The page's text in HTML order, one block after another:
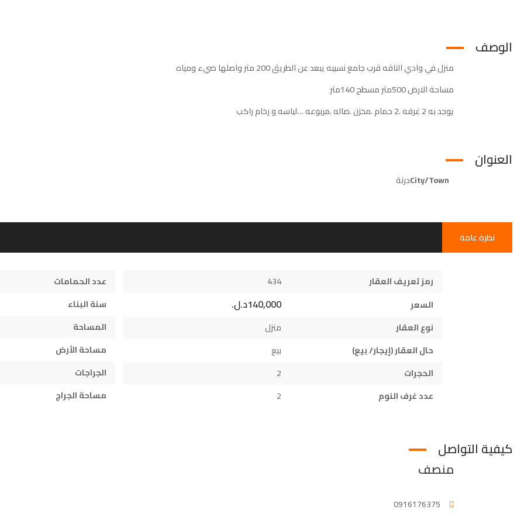
الوصف
منزل في وادي الناقه قرب جامع نسيبه يبعد عن الطريق 200 متر واصلها ضيء ومياه
مساحة الارض 500متر مسطح 140متر
يوجد به 2 غرفه .2 حمام .مخزن .صاله .مربوعه …لياسه و رخام راكب
العنوان
City/Townدرنة
نظرة عامة
رمز تعريف العقار
434
السعر
140,000د.ل.
نوع العقار
منزل
حال العقار (إيجار/ بيع)
بيع
الحجرات
2
عدد غرف النوم
2
عدد الحمامات
سنة البناء
المساحة
مساحة الأرض
الجراجات
مساحة الجراج
كيفية التواصل
منصف
0916176375